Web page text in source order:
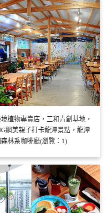
植物專賣店，三和青創基地，
網美親子打卡龍潭景點，龍潭
林系咖啡廳(瀏覽：1)